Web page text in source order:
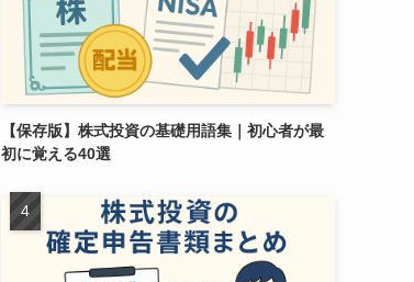
【保存版】株式投資の基礎用語集｜初心者が最
初に覚える40選